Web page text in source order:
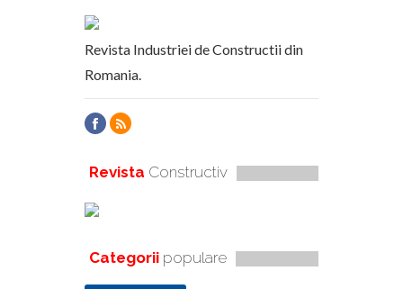
Revista Industriei de Constructii din
Romania.
Revista Constructiv
Categorii populare